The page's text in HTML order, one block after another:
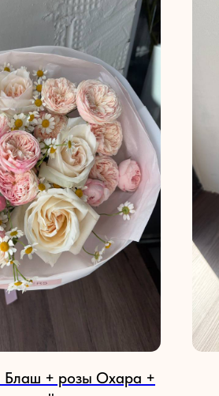
Блаш + розы Охара +